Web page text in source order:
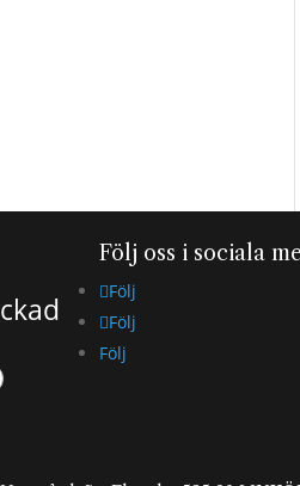
Följ oss i sociala
Följ
Följ
Följ